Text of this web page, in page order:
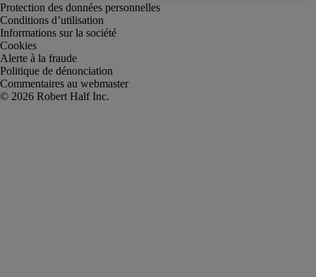
Protection des données personnelles
Conditions d’utilisation
Informations sur la société
Cookies
Alerte à la fraude
Politique de dénonciation
Commentaires au webmaster